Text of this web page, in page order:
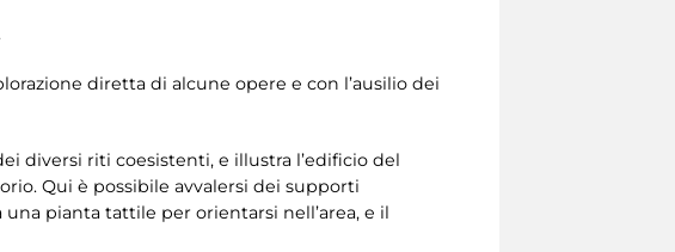
diretta di alcune opere e con l’ausilio dei
diversi riti coesistenti, e illustra l’edificio del
Qui è possibile avvalersi dei supporti
una pianta tattile per orientarsi nell’area, e il